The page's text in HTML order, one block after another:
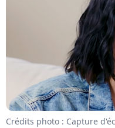
Crédits photo : Capture